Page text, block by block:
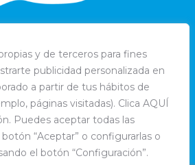
y de terceros para fines
publicidad personalizada en
a partir de tus hábitos de
páginas visitadas). Clica AQUÍ
Puedes aceptar todas las
“Aceptar” o configurarlas o
el botón “Configuración”.